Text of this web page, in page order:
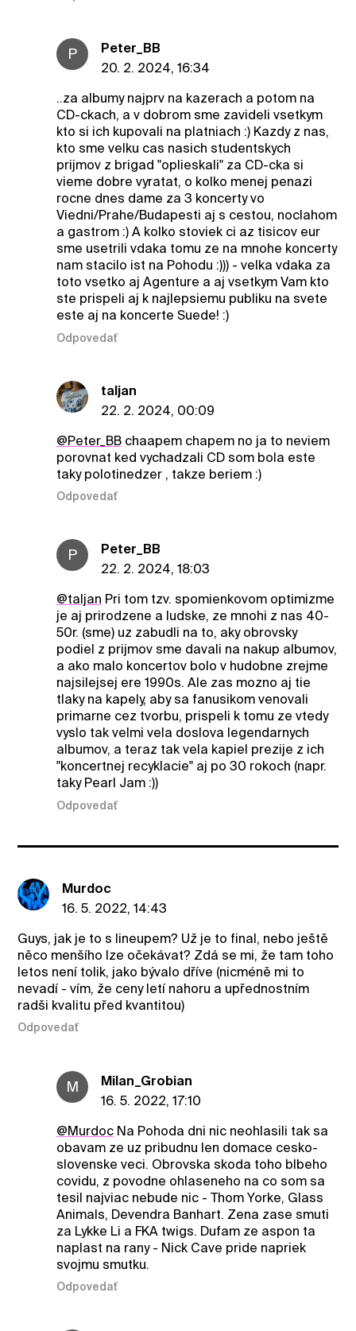
P
Peter_BB
20. 2. 2024, 16:34
..za albumy najprv na kazerach a potom na
CD-ckach, a v dobrom sme zavideli vsetkym
kto si ich kupovali na platniach :) Kazdy z nas,
kto sme velku cas nasich studentskych
prijmov z brigad "oplieskali" za CD-cka si
vieme dobre vyratat, o kolko menej penazi
rocne dnes dame za 3 koncerty vo
Viedni/Prahe/Budapesti aj s cestou, noclahom
a gastrom :) A kolko stoviek ci az tisicov eur
sme usetrili vdaka tomu ze na mnohe koncerty
nam stacilo ist na Pohodu :))) - velka vdaka za
toto vsetko aj Agenture a aj vsetkym Vam kto
ste prispeli aj k najlepsiemu publiku na svete
este aj na koncerte Suede! :)
Odpovedať
taljan
22. 2. 2024, 00:09
@Peter_BBchaapem chapem no ja to neviem
porovnat ked vychadzali CD som bola este
taky polotinedzer , takze beriem :)
Odpovedať
P
Peter_BB
22. 2. 2024, 18:03
@taljan Pri tom tzv. spomienkovom optimizme
je aj prirodzene a ludske, ze mnohi z nas 40-
50r. (sme) uz zabudli na to, aky obrovsky
podiel z prijmov sme davali na nakup albumov,
a ako malo koncertov bolo v hudobne zrejme
najsilejsej ere 1990s. Ale zas mozno aj tie
tlaky na kapely, aby sa fanusikom venovali
primarne cez tvorbu, prispeli k tomu ze vtedy
vyslo tak velmi vela doslova legendarnych
albumov, a teraz tak vela kapiel prezije z ich
"koncertnej recyklacie" aj po 30 rokoch (napr.
taky Pearl Jam :))
Odpovedať
Murdoc
16. 5. 2022, 14:43
Guys, jak je to s lineupem? Už je to final, nebo ještě
něco menšího lze očekávat? Zdá se mi, že tam toho
letos není tolik, jako bývalo dříve (nicméně mi to
nevadí - vím, že ceny letí nahoru a upřednostním
radši kvalitu před kvantitou)
Odpovedať
M
Milan_Grobian
16. 5. 2022, 17:10
@MurdocNa Pohoda dni nic neohlasili tak sa
obavam ze uz pribudnu len domace cesko-
slovenske veci. Obrovska skoda toho blbeho
covidu, z povodne ohlaseneho na co som sa
tesil najviac nebude nic - Thom Yorke, Glass
Animals, Devendra Banhart. Zena zase smuti
za Lykke Li a FKA twigs. Dufam ze aspon ta
naplast na rany - Nick Cave pride napriek
svojmu smutku.
Odpovedať